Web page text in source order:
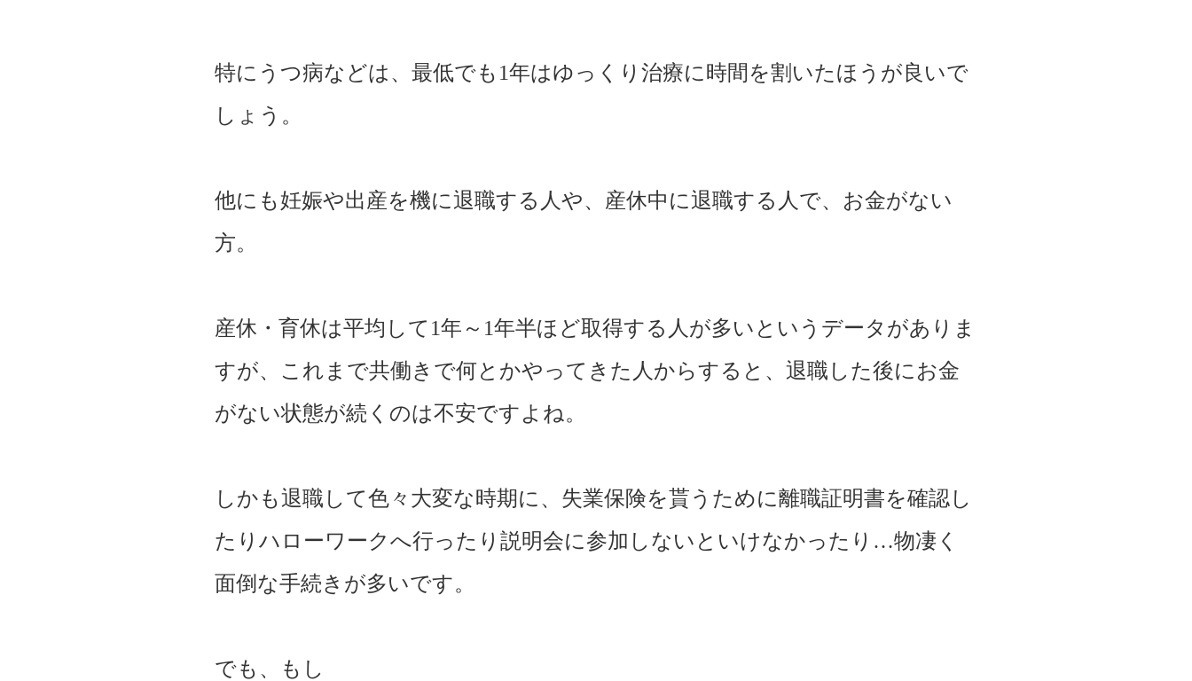
特にうつ病などは、最低でも1年はゆっくり治療に時間を割いたほうが良いで
しょう。
他にも妊娠や出産を機に退職する人や、産休中に退職する人で、お金がない
方。
産休・育休は平均して1年～1年半ほど取得する人が多いというデータがありま
すが、これまで共働きで何とかやってきた人からすると、退職した後にお金
がない状態が続くのは不安ですよね。
しかも退職して色々大変な時期に、失業保険を貰うために離職証明書を確認し
たりハローワークへ行ったり説明会に参加しないといけなかったり…物凄く
面倒な手続きが多いです。
でも、もし